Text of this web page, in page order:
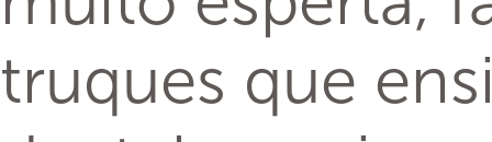
truques que